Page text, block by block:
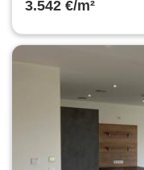
3.542 €/m²